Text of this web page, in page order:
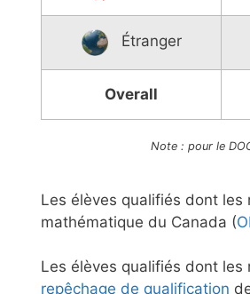
Étranger
Overall
Note : pour le
Les élèves qualifiés dont les
mathématique du Canada (
Les élèves qualifiés dont
repêchage de qualification